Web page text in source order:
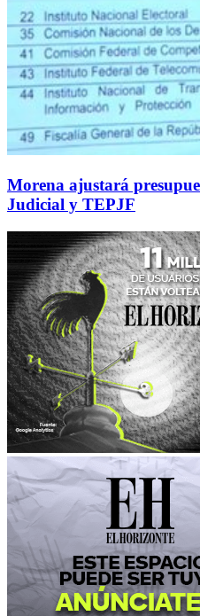
Morena ajustará
Judicial y TEPJF